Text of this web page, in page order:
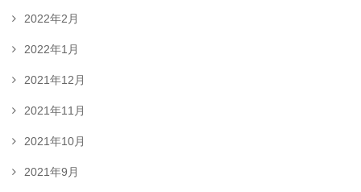
2022年2月
2022年1月
2021年12月
2021年11月
2021年10月
2021年9月